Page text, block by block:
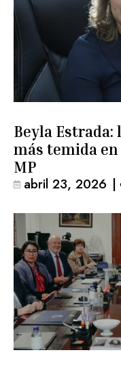
Beyla Estrada:
más temida
MP
abril 23, 2026 |